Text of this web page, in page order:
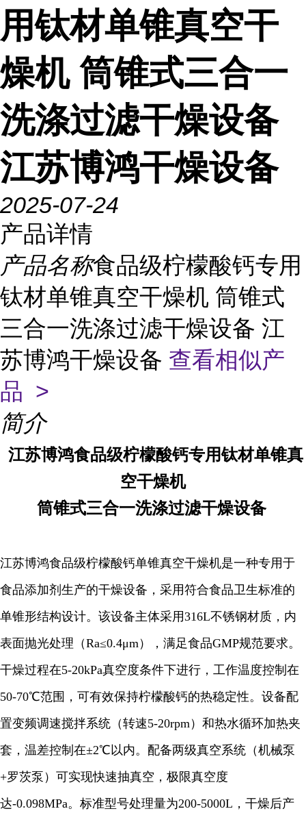
用钛材单锥真空干
燥机 筒锥式三合一
洗涤过滤干燥设备
江苏博鸿干燥设备
2025-07-24
产品详情
产品名称食品级柠檬酸钙专用
钛材单锥真空干燥机 筒锥式
三合一洗涤过滤干燥设备 江
苏博鸿干燥设备 查看相似产
品 >
简介
江苏博鸿食品级柠檬酸钙专用钛材单锥真
空干燥机
筒锥式三合一洗涤过滤干燥设备
江苏博鸿食品级柠檬酸钙单锥真空干燥机是一种专用于
食品添加剂生产的干燥设备，采用符合食品卫生标准的
单锥形结构设计。该设备主体采用316L不锈钢材质，内
表面抛光处理（Ra≤0.4μm），满足食品GMP规范要求。
干燥过程在5-20kPa真空度条件下进行，工作温度控制在
50-70℃范围，可有效保持柠檬酸钙的热稳定性。设备配
置变频调速搅拌系统（转速5-20rpm）和热水循环加热夹
套，温差控制在±2℃以内。配备两级真空系统（机械泵
+罗茨泵）可实现快速抽真空，极限真空度
达-0.098MPa。标准型号处理量为200-5000L，干燥后产